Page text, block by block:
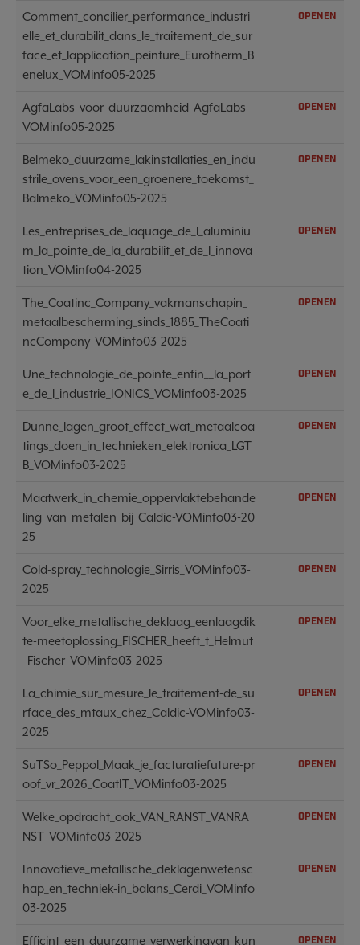
Comment_concilier_performance_industri
elle_et_durabilit_dans_le_traitement_de_sur
face_et_lapplication_peinture_Eurotherm_B
enelux_VOMinfo05-2025
OPENEN
AgfaLabs_voor_duurzaamheid_AgfaLabs_
VOMinfo05-2025
OPENEN
Belmeko_duurzame_lakinstallaties_en_indu
strile_ovens_voor_een_groenere_toekomst_
Balmeko_VOMinfo05-2025
OPENEN
Les_entreprises_de_laquage_de_l_aluminiu
m_la_pointe_de_la_durabilit_et_de_l_innova
tion_VOMinfo04-2025
OPENEN
The_Coatinc_Company_vakmanschapin_
metaalbescherming_sinds_1885_TheCoati
ncCompany_VOMinfo03-2025
OPENEN
Une_technologie_de_pointe_enfin__la_port
e_de_l_industrie_IONICS_VOMinfo03-2025
OPENEN
Dunne_lagen_groot_effect_wat_metaalcoa
tings_doen_in_technieken_elektronica_LGT
B_VOMinfo03-2025
OPENEN
Maatwerk_in_chemie_oppervlaktebehande
ling_van_metalen_bij_Caldic-VOMinfo03-20
25
OPENEN
Cold-spray_technologie_Sirris_VOMinfo03-
2025
OPENEN
Voor_elke_metallische_deklaag_eenlaagdik
te-meetoplossing_FISCHER_heeft_t_Helmut
_Fischer_VOMinfo03-2025
OPENEN
La_chimie_sur_mesure_le_traitement-de_su
rface_des_mtaux_chez_Caldic-VOMinfo03-
2025
OPENEN
SuTSo_Peppol_Maak_je_facturatiefuture-pr
oof_vr_2026_CoatIT_VOMinfo03-2025
OPENEN
Welke_opdracht_ook_VAN_RANST_VANRA
NST_VOMinfo03-2025
OPENEN
Innovatieve_metallische_deklagenwetensc
hap_en_techniek-in_balans_Cerdi_VOMinfo
03-2025
OPENEN
Efficint_een_duurzame_verwerkingvan_kun OPENEN